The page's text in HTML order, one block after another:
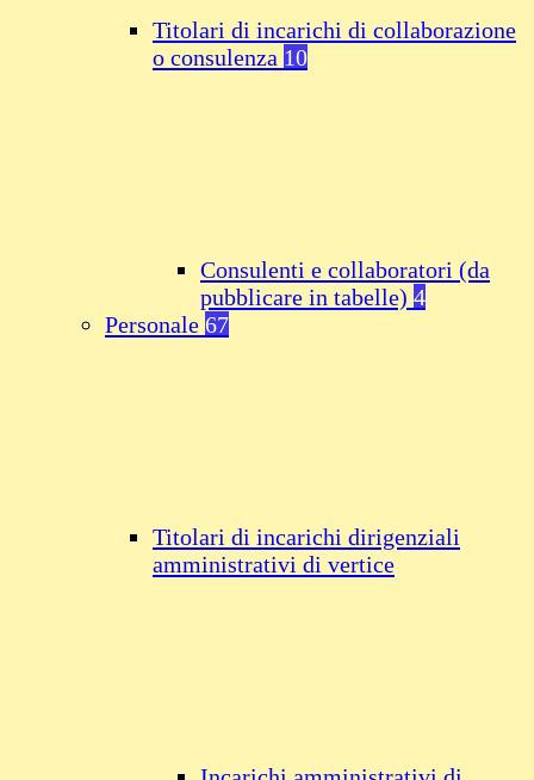
Titolari di incarichi di collaborazione
o consulenza 10
Consulenti e collaboratori (da
pubblicare in tabelle) 4
Personale 67
Titolari di incarichi dirigenziali
amministrativi di vertice